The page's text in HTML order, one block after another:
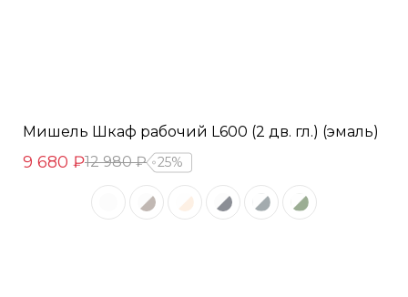
Мишель Шкаф рабочий L600 (2 дв. гл.) (эмаль)
9 680 ₽12 980 ₽ 25%